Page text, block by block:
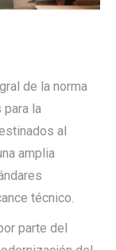
de la norma
para la
al
amplia
técnico.
parte del